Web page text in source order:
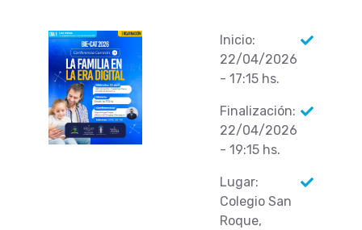
Inicio:
22/04/2026
- 17:15 hs.
Finalización:
22/04/2026
- 19:15 hs.
Lugar:
Colegio San
Roque,